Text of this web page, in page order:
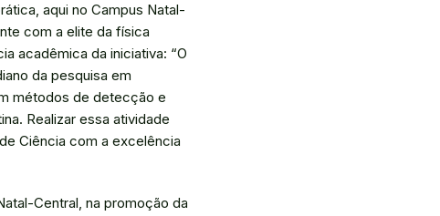
aqui no Campus Natal-
com a elite da física
acadêmica da iniciativa: “O
da pesquisa em
métodos de detecção e
Realizar essa atividade
Ciência com a excelência
Central, na promoção da